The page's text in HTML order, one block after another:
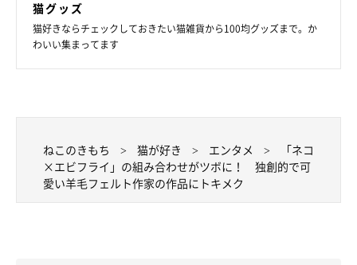
猫グッズ
猫好きならチェックしておきたい猫雑貨から100均グッズまで。か
わいい集まってます
ねこのきもち 猫が好き エンタメ
「ネコ
×エビフライ」の組み合わせがツボに！ 独創的で可
愛い羊毛フェルト作家の作品にトキメク